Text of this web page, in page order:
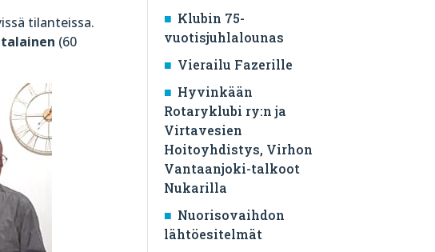
tilanteissa.
(60
Klubin 75-
vuotisjuhlalounas
Vierailu Fazerille
Hyvinkään
Rotaryklubi ry:n ja
Virtavesien
Hoitoyhdistys, Virhon
Vantaanjoki-talkoot
Nukarilla
Nuorisovaihdon
lähtöesitelmät